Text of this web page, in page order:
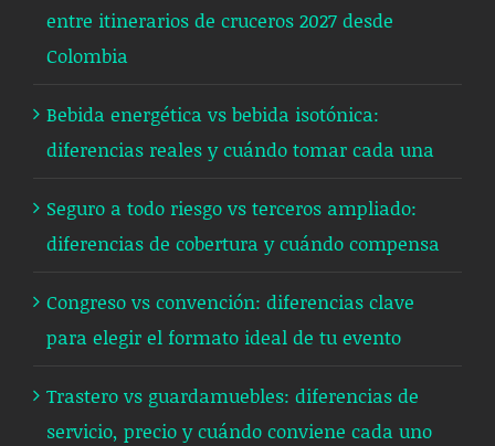
entre itinerarios de cruceros 2027 desde
Colombia
Bebida energética vs bebida isotónica:
diferencias reales y cuándo tomar cada una
Seguro a todo riesgo vs terceros ampliado:
diferencias de cobertura y cuándo compensa
Congreso vs convención: diferencias clave
para elegir el formato ideal de tu evento
Trastero vs guardamuebles: diferencias de
servicio, precio y cuándo conviene cada uno